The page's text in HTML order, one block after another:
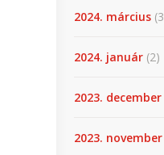
2024. március
2024. január (2)
2023. december
2023. november